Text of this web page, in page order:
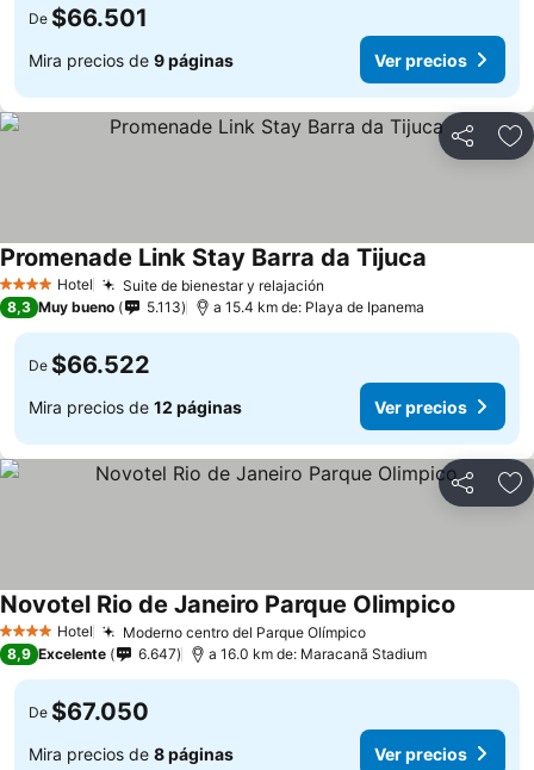
De $66.501
Mira precios de 9 páginas Ver precios
Compartir
4 EstrellasHotel Suite de bienestar y relajación
Promenade Link Stay Barra da Tijuca
8,3 Muy bueno 5.113 a 15.4 km de: Playa de Ipanema
De $66.522
Mira precios de 12 páginas Ver precios
Compartir
4 EstrellasHotel Moderno centro del Parque OlímpicoVer precios
Novotel Rio de Janeiro Parque Olimpico
8,9 Excelente 6.647 a 16.0 km de: Maracanã Stadium
De $67.050
Mira precios de 8 páginas Ver precios